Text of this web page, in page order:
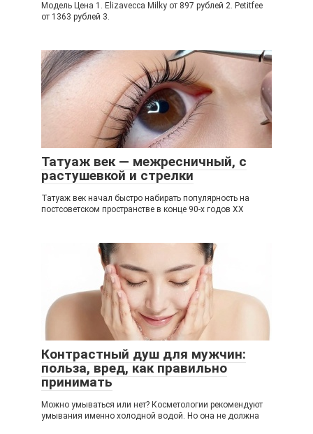
Модель Цена 1. Elizavecca Milky от 897 рублей 2. Petitfee
от 1363 рублей 3.
Татуаж век — межресничный, с
растушевкой и стрелки
Татуаж век начал быстро набирать популярность на
постсоветском пространстве в конце 90-х годов XX
Контрастный душ для мужчин:
польза, вред, как правильно
принимать
Можно умываться или нет? Косметологии рекомендуют
умывания именно холодной водой. Но она не должна